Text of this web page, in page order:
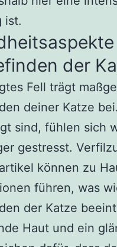
ist.
der
Fell trägt
deiner Katze
sind, fühlen sich
gestresst.
können zu
führen, was
der Katze
Haut und ein